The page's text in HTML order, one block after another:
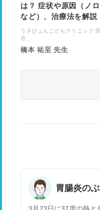
は？ 症状や原因（ノ
など）、治療法を解説
うさぴょんこどもクリニック
市...
橋本 祐至 先生
胃腸炎の
3月23日に37度の熱と